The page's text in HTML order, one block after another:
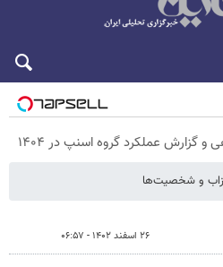
گزارش عملکرد گروه اسنپ در ۱۴۰۴
و شخصیت‌ها
۲۶ اسفند ۱۴۰۲ - ۰۶:۵۷